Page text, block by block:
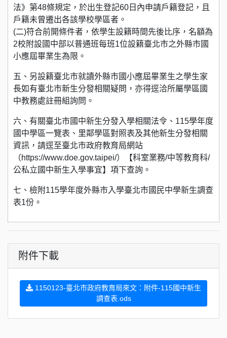
法》第48條規定，於出生登記60日內申請戶籍登記，且
戶籍未曾遷出各該學校學區者。
(二)符合前開條件者，依學生設籍時間先後比序，名額為
2校附設國中部以普通班每班1位設籍臺北市之外縣市國
小應屆畢業生為限。
五、另設籍臺北市就讀外縣市國小應屆畢業生之學生家
長如有臺北市新生分發相關疑問，亦得逕洽所屬學區國
中教務處註冊組詢問。
六、有關臺北市國中新生分發入學相關法令、115學年度
國中學區一覽表、里鄰學區對照表及其他新生分發相關
資訊，請逕至臺北市政府教育局網站
（https://www.doe.gov.taipei/）【科室業務/中等教育科/
公私立國中新生入學事宜】項下查詢。
七、檢附115學年度外縣市入學臺北市國民中學新生調查
表1份。
附件下載
1150123-臺北市政府教育局來文：附件-115國中新生
調查表.ods